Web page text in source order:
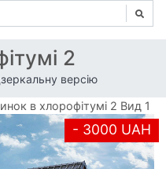
2
версію
в хлорофітумі 2 Вид 1
- 3000 UAH